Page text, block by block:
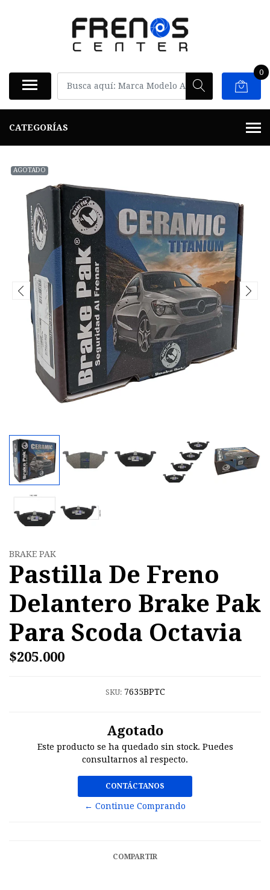
0
CATEGORÍAS
AGOTADO
BRAKE PAK
Pastilla De Freno
Delantero Brake Pak
Para Scoda Octavia
$205.000
SKU: 7635BPTC
Agotado
Este producto se ha quedado sin stock. Puedes
consultarnos al respecto.
CONTÁCTANOS
← Continue Comprando
COMPARTIR